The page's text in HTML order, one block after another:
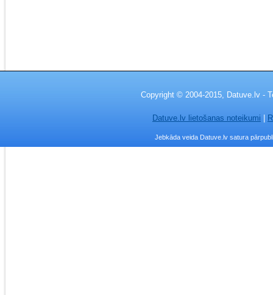
Copyright © 2004-2015, Datuve.lv -
Datuve.lv lietošanas noteikumi
Jebkāda veida Datuve.lv satura